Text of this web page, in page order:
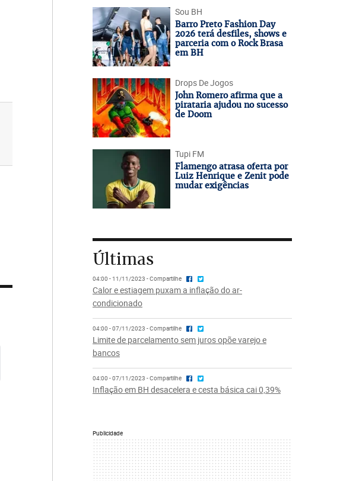
Sou BH
Barro Preto Fashion Day
2026 terá desfiles, shows e
parceria com o Rock Brasa
em BH
Drops De Jogos
John Romero afirma que a
pirataria ajudou no sucesso
de Doom
Tupi FM
Flamengo atrasa oferta por
Luiz Henrique e Zenit pode
mudar exigências
Últimas
04:00 - 11/11/2023 - Compartilhe
Calor e estiagem puxam a inflação do ar-
condicionado
04:00 - 07/11/2023 - Compartilhe
Limite de parcelamento sem juros opõe varejo e
bancos
04:00 - 07/11/2023 - Compartilhe
Inflação em BH desacelera e cesta básica cai 0,39%
Publicidade